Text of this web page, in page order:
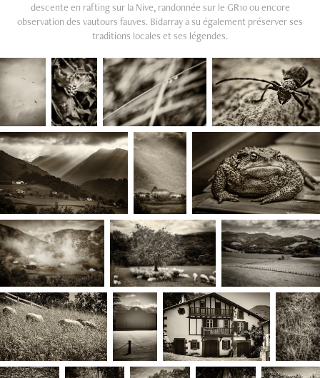
descente en rafting sur la Nive, randonnée sur le GR10 ou encore
observation des vautours fauves. Bidarray a su également préserver ses
traditions locales et ses légendes.